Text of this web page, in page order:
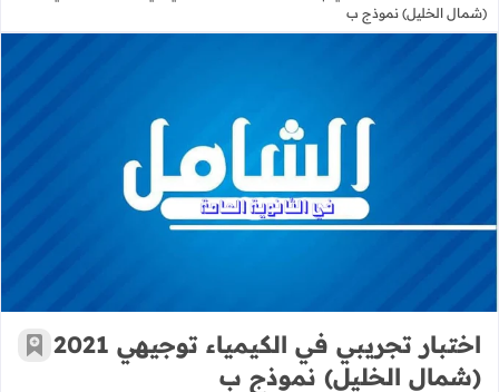
(شمال الخليل) نموذج ب
اختبار تجريبي في الكيمياء توجيهي 2021 (شمال الخليل) نموذج ب
اختبار تجريبي في الكيمياء توجيهي 2021
(شمال الخليل) نموذج ب
أضف